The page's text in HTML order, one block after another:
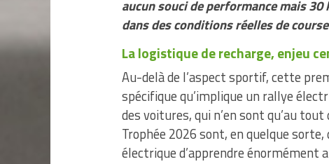
aucun souci de performance mais
dans des conditions réelles de
La logistique de recharge, enjeu
Au-delà de l’aspect sportif, cette
spécifique qu’implique un rallye
des voitures, qui n’en sont qu’au
Trophée 2026 sont, en quelque
électrique d’apprendre énormément